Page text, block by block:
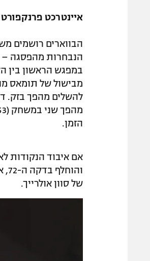
איינטרכט פרנקפורט –
הבווארים רושמים
הזמן.
אם איבוד הנקודות
של סוון אולרייך.